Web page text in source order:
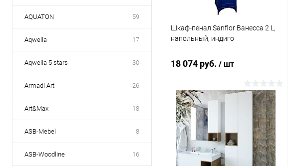
AQUATON 59
Aqwella 17
Aqwella 5 stars 30
Armadi Art 26
Art&Max 18
ASB-Mebel 8
ASB-Woodline 16
Шкаф-пенал Sanflor Ванесса 2 L,
напольный, индиго
18 074 руб. / шт
Купить в 1 клик Сравнение
В избранное Под заказ